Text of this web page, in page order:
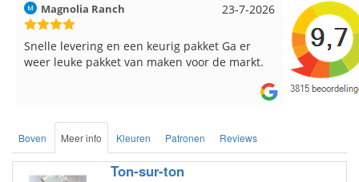
17-7-2026
Hilde uit Loyers
Reeds meerdere keren breigaren en
breinaalden besteld, altijd heel tevreden over
Loes uit
Snelle
Boven Meer info Kleuren Patronen Reviews
Ton-sur-ton